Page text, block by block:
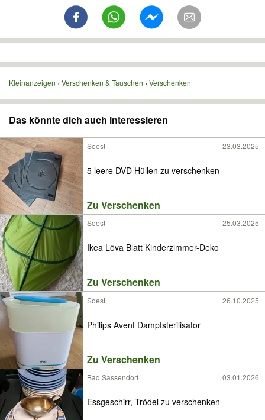
Kleinanzeigen Verschenken & Tauschen Verschenken
Das könnte dich auch interessieren
Soest 23.03.2025
5 leere DVD Hüllen zu verschenken
Zu Verschenken
Soest 25.03.2025
Ikea Löva Blatt Kinderzimmer-Deko
Zu Verschenken
Soest 26.10.2025
Philips Avent Dampfsterilisator
Zu Verschenken
Bad Sassendorf 03.01.2026
Essgeschirr, Trödel zu verschenken